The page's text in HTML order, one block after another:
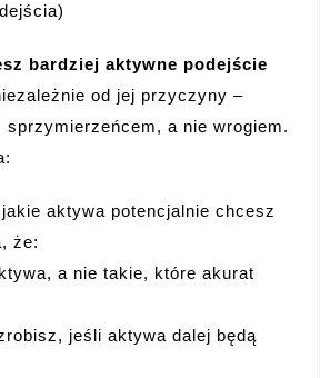
bardziej aktywne podejście
od jej przyczyny –
sprzymierzeńcem, a nie wrogiem.
aktywa potencjalnie chcesz
że:
a nie takie, które akurat
jeśli aktywa dalej będą